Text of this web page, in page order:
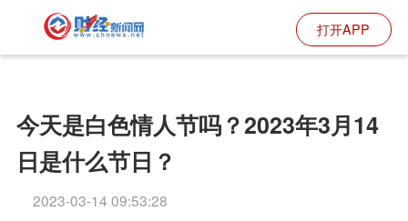
打开APP
今天是白色情人节吗？2023年3月14
日是什么节日？
2023-03-14 09:53:28